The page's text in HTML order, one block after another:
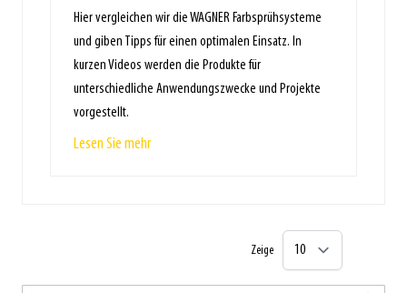
Hier vergleichen wir die WAGNER Farbsprühsysteme
und giben Tipps für einen optimalen Einsatz. In
kurzen Videos werden die Produkte für
unterschiedliche Anwendungszwecke und Projekte
vorgestellt.
Lesen Sie mehr
Zeige